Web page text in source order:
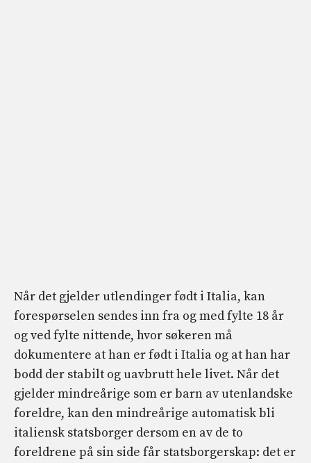
Når det gjelder utlendinger født i Italia, kan
forespørselen sendes inn fra og med fylte 18 år
og ved fylte nittende, hvor søkeren må
dokumentere at han er født i Italia og at han har
bodd der stabilt og uavbrutt hele livet. Når det
gjelder mindreårige som er barn av utenlandske
foreldre, kan den mindreårige automatisk bli
italiensk statsborger dersom en av de to
foreldrene på sin side får statsborgerskap: det er